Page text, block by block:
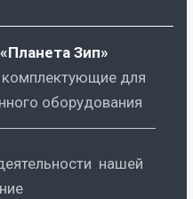
«Планета Зип»
комплектующие для
оборудования
нашей